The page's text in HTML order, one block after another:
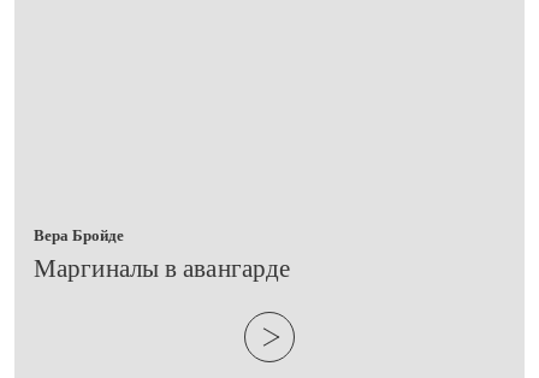
Вера Бройде
​Маргиналы в авангарде